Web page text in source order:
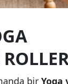
Sinop
Sivas
Tekirdağ
bir Yoga